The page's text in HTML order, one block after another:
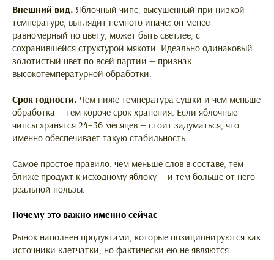
Внешний вид. Яблочный чипс, высушенный при низкой
температуре, выглядит немного иначе: он менее
равномерный по цвету, может быть светлее, с
сохранившейся структурой мякоти. Идеально одинаковый
золотистый цвет по всей партии — признак
высокотемпературной обработки.
Срок годности. Чем ниже температура сушки и чем меньше
обработка — тем короче срок хранения. Если яблочные
чипсы хранятся 24–36 месяцев — стоит задуматься, что
именно обеспечивает такую стабильность.
Самое простое правило: чем меньше слов в составе, тем
ближе продукт к исходному яблоку — и тем больше от него
реальной пользы.
Почему это важно именно сейчас
Рынок наполнен продуктами, которые позиционируются как
источники клетчатки, но фактически ею не являются.